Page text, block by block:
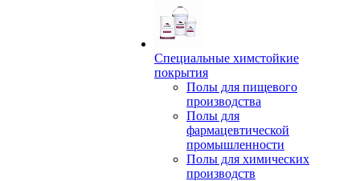
Специальные химстойкие
покрытия
Полы для пищевого
производства
Полы для
фармацевтической
промышленности
Полы для химических
производств